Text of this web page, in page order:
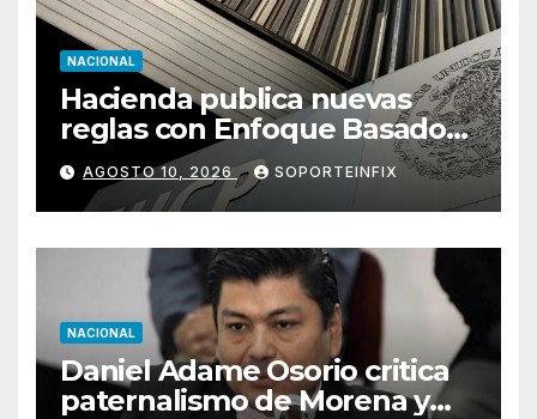
NACIONAL
Hacienda publica nuevas
reglas con Enfoque Basado
en Riesgo para prevenir
lavado de dinero
AGOSTO 10, 2026 SOPORTEINFIX
NACIONAL
Daniel Adame Osorio critica
paternalismo de Morena y